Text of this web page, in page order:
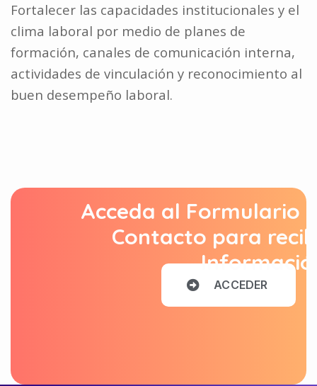
Fortalecer las capacidades institucionales y el
clima laboral por medio de planes de
formación, canales de comunicación interna,
actividades de vinculación y reconocimiento al
buen desempeño laboral.
Acceda al Formulario
Contacto para
ACCEDER